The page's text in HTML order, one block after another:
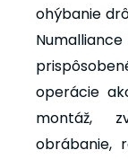
ohýbanie
operácie
montáž,
obrábanie,